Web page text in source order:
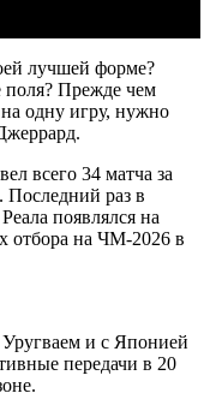
лучшей форме?
поля? Прежде чем
одну игру, нужно
всего 34 матча за
Последний раз в
появлялся на
отбора на ЧМ-2026 в
Уругваем и с Японией
передачи в 20